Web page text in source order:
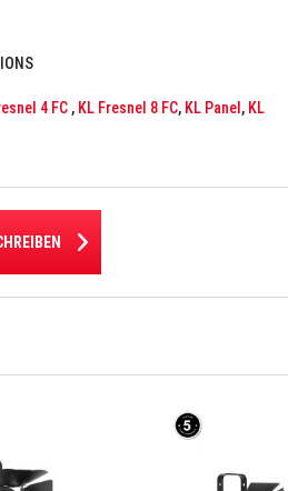
4 FC , KL Fresnel 8 FC, KL Panel , KL